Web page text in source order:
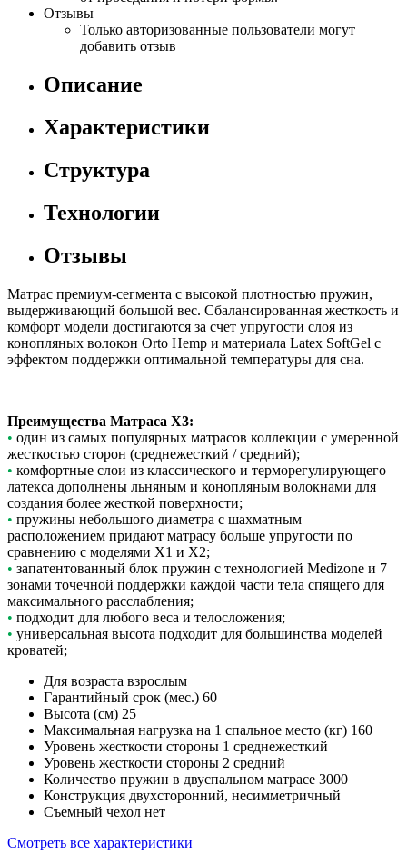
Отзывы
Только авторизованные пользователи могут
добавить отзыв
Описание
Характеристики
Структура
Технологии
Отзывы
Матрас премиум-сегмента с высокой плотностью пружин,
выдерживающий большой вес. Сбалансированная жесткость и
комфорт модели достигаются за счет упругости слоя из
конопляных волокон Orto Hemp и материала Latex SoftGel с
эффектом поддержки оптимальной температуры для сна.
Преимущества Матраса X3:
• один из самых популярных матрасов коллекции с умеренной
жесткостью сторон (среднежесткий / средний);
• комфортные слои из классического и терморегулирующего
латекса дополнены льняным и конопляным волокнами для
создания более жесткой поверхности;
• пружины небольшого диаметра с шахматным
расположением придают матрасу больше упругости по
сравнению с моделями Х1 и Х2;
• запатентованный блок пружин с технологией Medizone и 7
зонами точечной поддержки каждой части тела спящего для
максимального расслабления;
• подходит для любого веса и телосложения;
• универсальная высота подходит для большинства моделей
кроватей;
Для возраста взрослым
Гарантийный срок (мес.) 60
Высота (см) 25
Максимальная нагрузка на 1 спальное место (кг) 160
Уровень жесткости стороны 1 среднежесткий
Уровень жесткости стороны 2 средний
Количество пружин в двуспальном матрасе 3000
Конструкция двухсторонний, несимметричный
Съемный чехол нет
Смотреть все характеристики